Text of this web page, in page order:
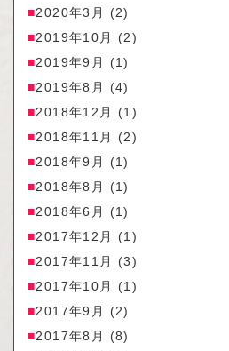
2020年3月
(2)
2019年10月
(2)
2019年9月
(1)
2019年8月
(4)
2018年12月
(1)
2018年11月
(2)
2018年9月
(1)
2018年8月
(1)
2018年6月
(1)
2017年12月
(1)
2017年11月
(3)
2017年10月
(1)
2017年9月
(2)
2017年8月
(8)